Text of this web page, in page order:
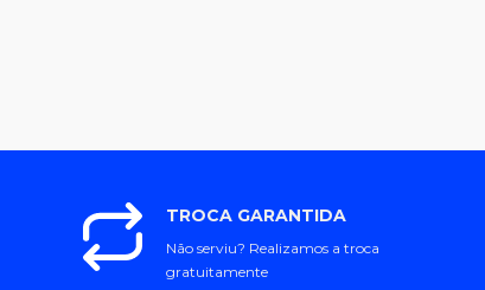
TROCA GARANTIDA
Não serviu? Realizamos a troca
gratuitamente